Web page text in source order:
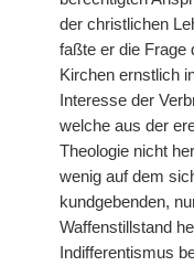
der christlichen
faßte er die Frage
Kirchen ernstlich
Interesse der
welche aus der
Theologie nicht
wenig auf dem
kundgebenden,
Waffenstillstand
Indifferentismus